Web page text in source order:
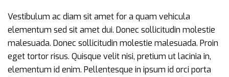
Vestibulum ac diam sit amet for a quam vehicula
elementum sed sit amet dui. Donec sollicitudin molestie
malesuada. Donec sollicitudin molestie malesuada. Proin
eget tortor risus. Quisque velit nisi, pretium ut lacinia in,
elementum id enim. Pellentesque in ipsum id orci porta